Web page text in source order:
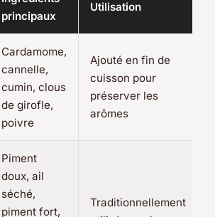
principaux
Utilisation
Cardamome,
cannelle,
cumin, clous
de girofle,
poivre
Ajouté en fin de
cuisson pour
préserver les
arômes
Piment
doux, ail
séché,
piment fort,
Traditionnellement